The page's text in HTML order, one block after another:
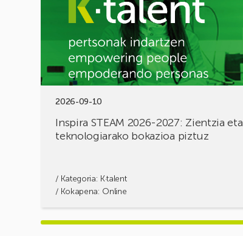
2026-09-10
Inspira STEAM 2026-2027: Zientzia eta
teknologiarako bokazioa piztuz
/ Kategoria: K·talent
/ Kokapena: Online
teknologiarako
bokazioa
piztuz